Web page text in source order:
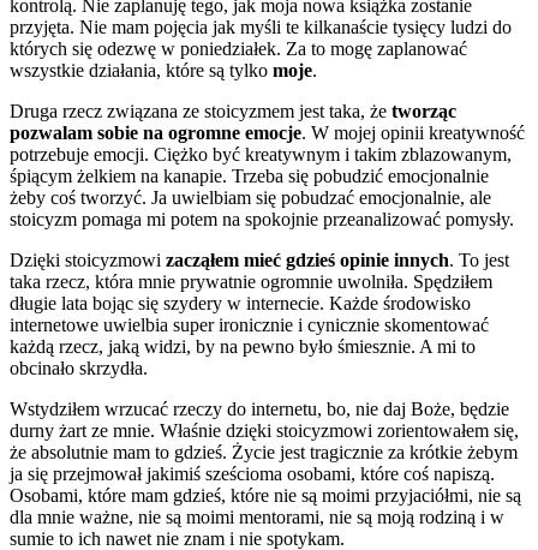
kontrolą. Nie zaplanuję tego, jak moja nowa książka zostanie
przyjęta. Nie mam pojęcia jak myśli te kilkanaście tysięcy ludzi do
których się odezwę w poniedziałek. Za to mogę zaplanować
wszystkie działania, które są tylko moje.
Druga rzecz związana ze stoicyzmem jest taka, że tworząc
pozwalam sobie na ogromne emocje. W mojej opinii kreatywność
potrzebuje emocji. Ciężko być kreatywnym i takim zblazowanym,
śpiącym żelkiem na kanapie. Trzeba się pobudzić emocjonalnie
żeby coś tworzyć. Ja uwielbiam się pobudzać emocjonalnie, ale
stoicyzm pomaga mi potem na spokojnie przeanalizować pomysły.
Dzięki stoicyzmowi zacząłem mieć gdzieś opinie innych. To jest
taka rzecz, która mnie prywatnie ogromnie uwolniła. Spędziłem
długie lata bojąc się szydery w internecie. Każde środowisko
internetowe uwielbia super ironicznie i cynicznie skomentować
każdą rzecz, jaką widzi, by na pewno było śmiesznie. A mi to
obcinało skrzydła.
Wstydziłem wrzucać rzeczy do internetu, bo, nie daj Boże, będzie
durny żart ze mnie. Właśnie dzięki stoicyzmowi zorientowałem się,
że absolutnie mam to gdzieś. Życie jest tragicznie za krótkie żebym
ja się przejmował jakimiś sześcioma osobami, które coś napiszą.
Osobami, które mam gdzieś, które nie są moimi przyjaciółmi, nie są
dla mnie ważne, nie są moimi mentorami, nie są moją rodziną i w
sumie to ich nawet nie znam i nie spotykam.